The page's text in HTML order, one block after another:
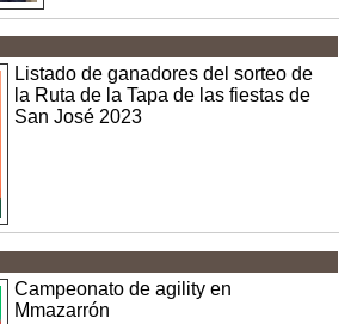
Listado de ganadores del sorteo de
la Ruta de la Tapa de las fiestas de
San José 2023
Campeonato de agility en
Mmazarrón